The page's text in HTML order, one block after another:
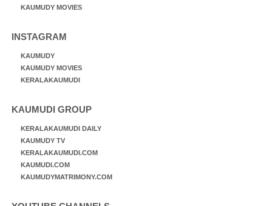
KAUMUDY MOVIES
INSTAGRAM
KAUMUDY
KAUMUDY MOVIES
KERALAKAUMUDI
KAUMUDI GROUP
KERALAKAUMUDI DAILY
KAUMUDY TV
KERALAKAUMUDI.COM
KAUMUDI.COM
KAUMUDYMATRIMONY.COM